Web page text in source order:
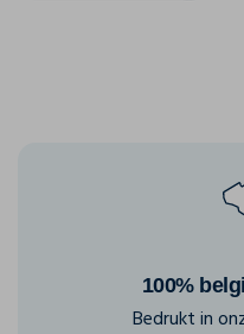
100%
Bedrukt in